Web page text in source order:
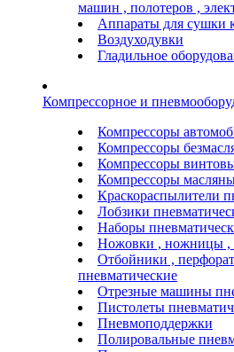
машин , полотеров ,
Аппараты для сушки
Воздуходувки
Гладильное
Компрессорное и
Компрессоры
Компрессоры
Компрессоры
Компрессоры
Краскораспылители
Лобзики
Наборы
Ножовки , ножницы ,
Отбойники ,
пневматические
Отрезные машины
Пистолеты
Пневмоподдержки
Полировальные